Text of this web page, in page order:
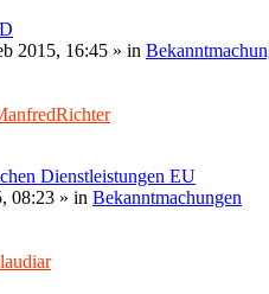
2015, 16:45 » in
Dienstleistungen EU
08:23 » in Bekanntmachungen